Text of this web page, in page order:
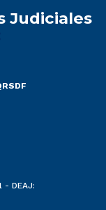
Judiciales
- DEAJ: